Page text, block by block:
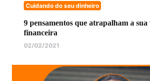
Cuidando do seu dinheiro
9 pensamentos que atrapalham a sua
financeira
02/02/2021